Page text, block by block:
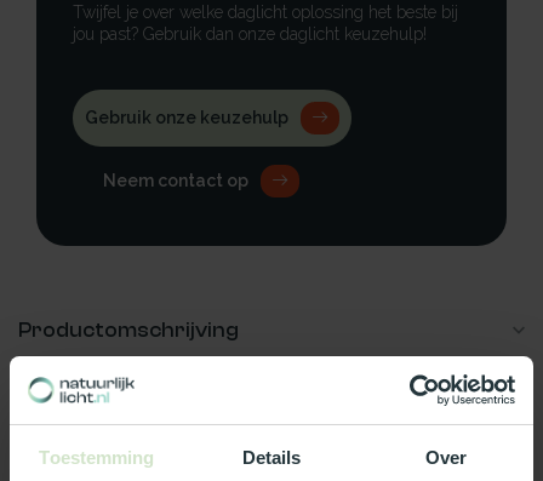
Toestemming Details Over
Twijfel je over welke daglicht oplossing het beste bij
jou past? Gebruik dan onze daglicht keuzehulp!
Gebruik onze keuzehulp
Neem contact op
Productomschrijving
Specificaties
Reviews